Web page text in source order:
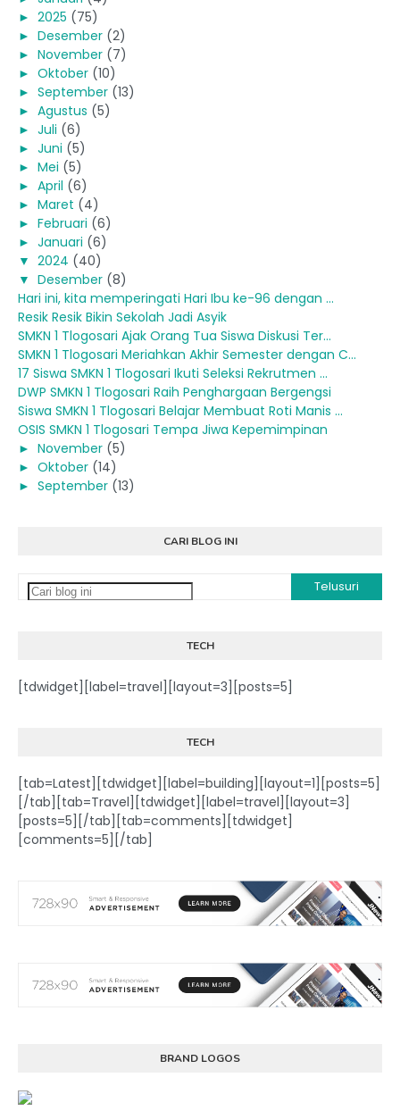
► 2025 (75)
► Desember (2)
► November (7)
► Oktober (10)
► September (13)
► Agustus (5)
► Juli (6)
► Juni (5)
► Mei (5)
► April (6)
► Maret (4)
► Februari (6)
► Januari (6)
▼ 2024 (40)
▼ Desember (8)
Hari ini, kita memperingati Hari Ibu ke-96 dengan ...
Resik Resik Bikin Sekolah Jadi Asyik
SMKN 1 Tlogosari Ajak Orang Tua Siswa Diskusi Ter...
SMKN 1 Tlogosari Meriahkan Akhir Semester dengan C...
17 Siswa SMKN 1 Tlogosari Ikuti Seleksi Rekrutmen ...
DWP SMKN 1 Tlogosari Raih Penghargaan Bergengsi
Siswa SMKN 1 Tlogosari Belajar Membuat Roti Manis ...
OSIS SMKN 1 Tlogosari Tempa Jiwa Kepemimpinan
► November (5)
► Oktober (14)
► September (13)
CARI BLOG INI
TECH
[tdwidget][label=travel][layout=3][posts=5]
TECH
[tab=Latest][tdwidget][label=building][layout=1][posts=5]
[/tab][tab=Travel][tdwidget][label=travel][layout=3]
[posts=5][/tab][tab=comments][tdwidget]
[comments=5][/tab]
BRAND LOGOS